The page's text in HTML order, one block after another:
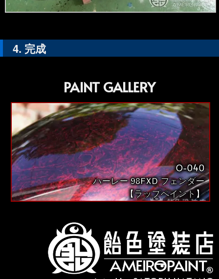
完成
PAINT GALLERY
O-040
ハーレー 98FXD フェンダー
【ラップペイント】